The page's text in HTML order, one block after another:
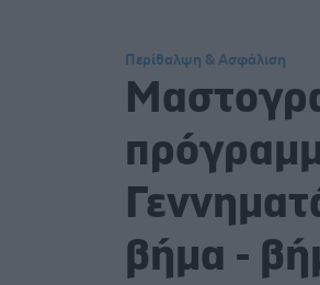
Περίθαλψη & Ασφάλιση
βήμα -